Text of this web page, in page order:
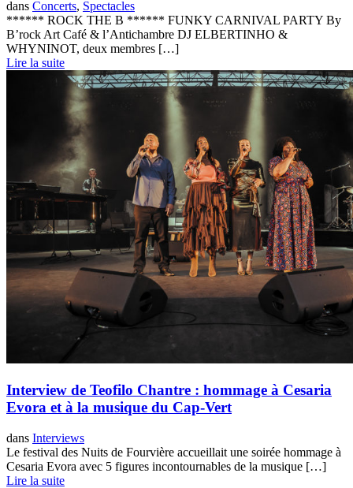
dans Concerts, Spectacles
****** ROCK THE B ****** FUNKY CARNIVAL PARTY By
B’rock Art Café & l’Antichambre DJ ELBERTINHO &
WHYNINOT, deux membres […]
Lire la suite
Interview de Teofilo Chantre : hommage à Cesaria
Evora et à la musique du Cap-Vert
dans Interviews
Le festival des Nuits de Fourvière accueillait une soirée hommage à
Cesaria Evora avec 5 figures incontournables de la musique […]
Lire la suite